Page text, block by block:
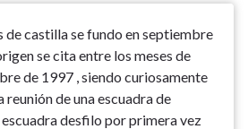
de castilla se fundo en septiembre
se cita entre los meses de
de 1997 , siendo curiosamente
reunión de una escuadra de
desfilo por primera vez